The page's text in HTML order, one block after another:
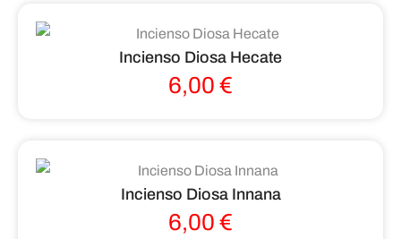
Incienso Diosa Hecate
6,00 €
Incienso Diosa Innana
6,00 €